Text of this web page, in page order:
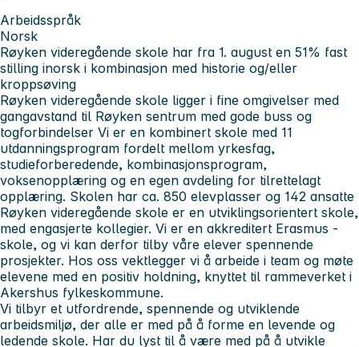
Arbeidsspråk
Norsk
Røyken videregående skole har fra 1. august en 51% fast
stilling inorsk i kombinasjon med historie og/eller
kroppsøving
Røyken videregående skole ligger i fine omgivelser med
gangavstand til Røyken sentrum med gode buss og
togforbindelser Vi er en kombinert skole med 11
utdanningsprogram fordelt mellom yrkesfag,
studieforberedende, kombinasjonsprogram,
voksenopplæring og en egen avdeling for tilrettelagt
opplæring. Skolen har ca. 850 elevplasser og 142 ansatte
Røyken videregående skole er en utviklingsorientert skole,
med engasjerte kollegier. Vi er en akkreditert Erasmus -
skole, og vi kan derfor tilby våre elever spennende
prosjekter. Hos oss vektlegger vi å arbeide i team og møte
elevene med en positiv holdning, knyttet til rammeverket i
Akershus fylkeskommune.
Vi tilbyr et utfordrende, spennende og utviklende
arbeidsmiljø, der alle er med på å forme en levende og
ledende skole. Har du lyst til å være med på å utvikle